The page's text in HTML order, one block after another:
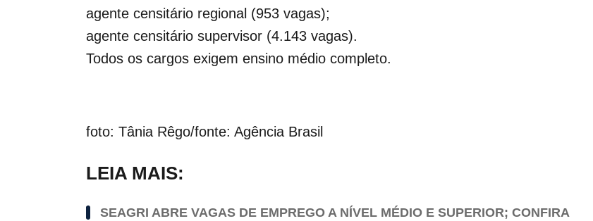
agente censitário regional (953 vagas);
agente censitário supervisor (4.143 vagas).
Todos os cargos exigem ensino médio completo.
foto: Tânia Rêgo/fonte: Agência Brasil
LEIA MAIS:
SEAGRI ABRE VAGAS DE EMPREGO A NÍVEL MÉDIO E SUPERIOR; CONFIRA